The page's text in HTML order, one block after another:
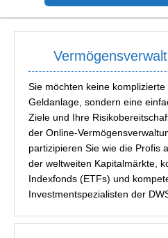
Sie möchten keine
Geldanlage, sondern eine
Ziele und Ihre
der Online-
partizipieren Sie wie die Profis
der weltweiten Kapitalmärkte,
Indexfonds (ETFs) und
Investmentspezialisten der